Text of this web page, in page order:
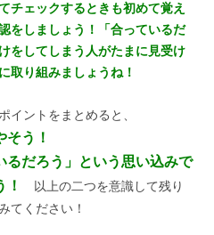
チェックするときも初めて覚え
をしましょう！
「合っているだ
をしてしまう人がたまに見受け
取り組みましょうね！
イントをまとめると、
う！
だろう」という思い込みで
以上の二つを意識して残り
てください！